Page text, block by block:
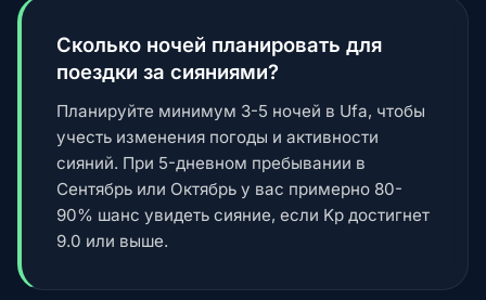
Сколько ночей планировать для
поездки за сияниями?
Планируйте минимум 3-5 ночей в Ufa, чтобы
учесть изменения погоды и активности
сияний. При 5-дневном пребывании в
Сентябрь или Октябрь у вас примерно 80-
90% шанс увидеть сияние, если Kp достигнет
9.0 или выше.